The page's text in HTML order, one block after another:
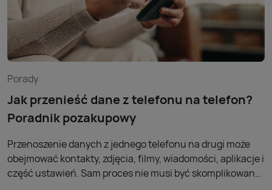
dopasowane do swoich potrzeb.
Porady
Jak przenieść dane z telefonu na telefon?
Poradnik pozakupowy
Przenoszenie danych z jednego telefonu na drugi może
obejmować kontakty, zdjęcia, filmy, wiadomości, aplikacje i
część ustawień. Sam proces nie musi być skomplikowany,